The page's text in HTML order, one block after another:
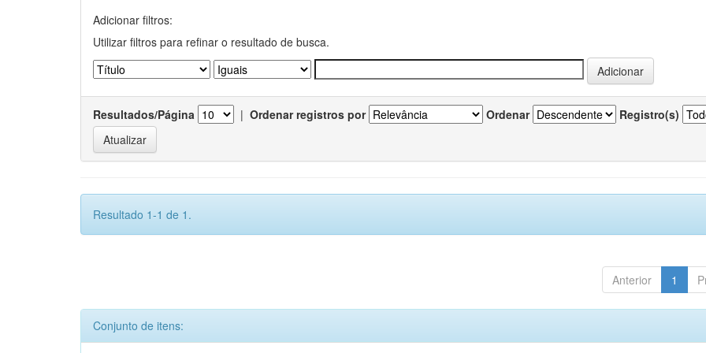
Adicionar filtros:
Utilizar filtros para refinar o resultado de busca.
Resultados/Página | Ordenar registros por Ordenar Registro(s)
Resultado 1-1 de 1.
Anterior 1
Conjunto de itens: